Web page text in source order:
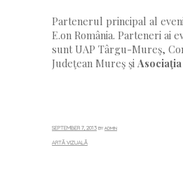
Partenerul principal al
E.on România. Parteneri ai
sunt UAP Târgu-Mureş,
Judeţean Mureş şi Asociaţia
SEPTEMBER 7, 2013 BY ADMIN
ARTĂ VIZUALĂ
« Previous Post